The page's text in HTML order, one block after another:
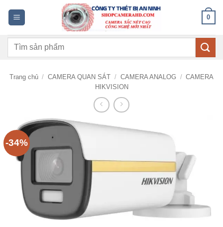
dung
0
Tìm
Trang chủ / CAMERA QUAN SÁT / CAMERA ANALOG / CAMERA
HIKVISION
-34%